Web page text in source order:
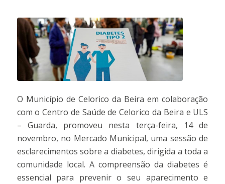
O Município de Celorico da Beira em colaboração
com o Centro de Saúde de Celorico da Beira e ULS
– Guarda, promoveu nesta terça-feira, 14 de
novembro, no Mercado Municipal, uma sessão de
esclarecimentos sobre a diabetes, dirigida a toda a
comunidade local. A compreensão da diabetes é
essencial para prevenir o seu aparecimento e